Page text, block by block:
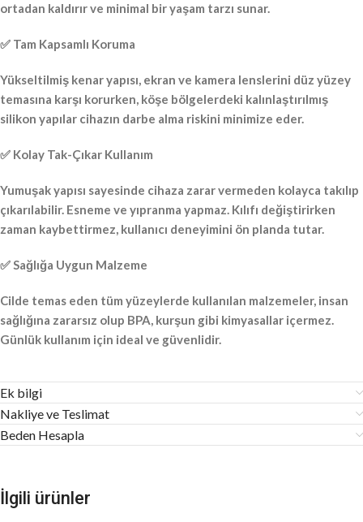
ortadan kaldırır ve minimal bir yaşam tarzı sunar.
✅ Tam Kapsamlı Koruma
Yükseltilmiş kenar yapısı, ekran ve kamera lenslerini düz yüzey
temasına karşı korurken, köşe bölgelerdeki kalınlaştırılmış
silikon yapılar cihazın darbe alma riskini minimize eder.
✅ Kolay Tak-Çıkar Kullanım
Yumuşak yapısı sayesinde cihaza zarar vermeden kolayca takılıp
çıkarılabilir. Esneme ve yıpranma yapmaz. Kılıfı değiştirirken
zaman kaybettirmez, kullanıcı deneyimini ön planda tutar.
✅ Sağlığa Uygun Malzeme
Cilde temas eden tüm yüzeylerde kullanılan malzemeler, insan
sağlığına zararsız olup BPA, kurşun gibi kimyasallar içermez.
Günlük kullanım için ideal ve güvenlidir.
Ek bilgi
Nakliye ve Teslimat
Beden Hesapla
İlgili ürünler